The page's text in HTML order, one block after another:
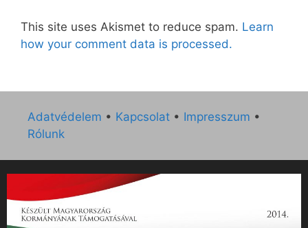
This site uses Akismet to reduce spam. Learn
how your comment data is processed.
Adatvédelem • Kapcsolat • Impresszum •
Rólunk